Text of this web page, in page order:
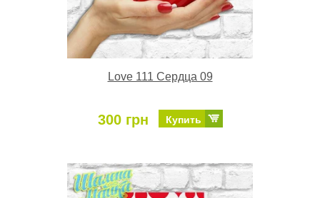
Love 111 Сердца 09
300 грн Купить